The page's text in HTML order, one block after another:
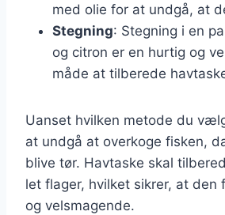
med olie for at undgå, at
Stegning: Stegning i en
og citron er en hurtig og
måde at tilberede
Uanset hvilken metode du
at undgå at overkoge fisken,
blive tør. Havtaske skal
let flager, hvilket sikrer, at den
og velsmagende.